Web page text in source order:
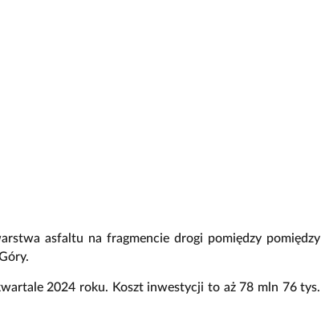
asfaltu na fragmencie drogi pomiędzy pomiędzy
2024 roku. Koszt inwestycji to aż 78 mln 76 tys.